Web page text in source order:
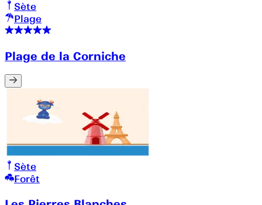
Sète
Plage
Plage de la Corniche
Sète
Forêt